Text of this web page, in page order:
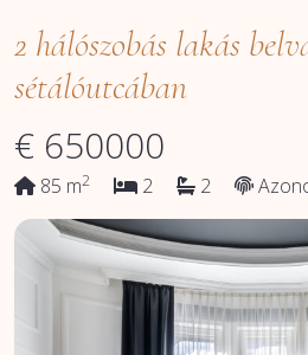
2 hálószobás lakás
sétálóutcában
€ 650000
85 m2 2 2